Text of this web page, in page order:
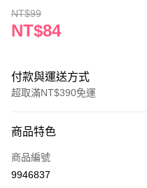
NT$99
NT$84
付款與運送方式
超取滿NT$390免運
POYA支付
信用卡一次付款
商品特色
商品編號
9946837